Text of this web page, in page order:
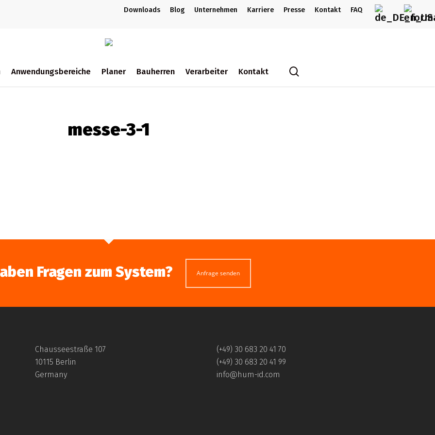
Downloads Blog Unternehmen Karriere Presse Kontakt FAQ
Anwendungsbereiche Planer Bauherren Verarbeiter Kontakt
messe-3-1
Fragen zum System? Anfrage senden
Chausseestraße 107
10115 Berlin
Germany
(+49) 30 683 20 41 70
(+49) 30 683 20 41 99
info@hum-id.com